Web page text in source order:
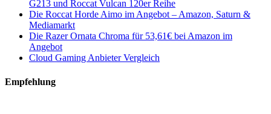
G213 und Roccat Vulcan 120er Reihe
Die Roccat Horde Aimo im Angebot – Amazon, Saturn &
Mediamarkt
Die Razer Ornata Chroma für 53,61€ bei Amazon im
Angebot
Cloud Gaming Anbieter Vergleich
Empfehlung